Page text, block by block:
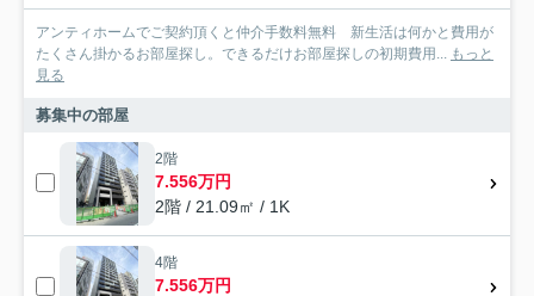
アンティホームでご契約頂くと仲介手数料無料 新生活は何かと費用が
たくさん掛かるお部屋探し。できるだけお部屋探しの初期費用...
もっと
見る
募集中の部屋
2階
7.556万円
2階 / 21.09㎡ / 1K
4階
7.556万円